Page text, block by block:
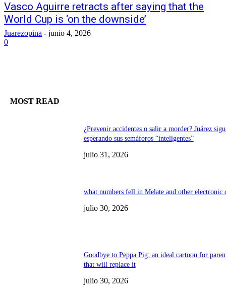
Vasco Aguirre retracts after saying that the
World Cup is ‘on the downside’
Juarezopina - junio 4, 2026
0
MOST READ
¿Prevenir accidentes o salir a morder? Juárez
esperando sus semáforos “inteligentes”
julio 31, 2026
what numbers fell in Melate and other electronic
julio 30, 2026
Goodbye to Peppa Pig: an ideal cartoon for
that will replace it
julio 30, 2026